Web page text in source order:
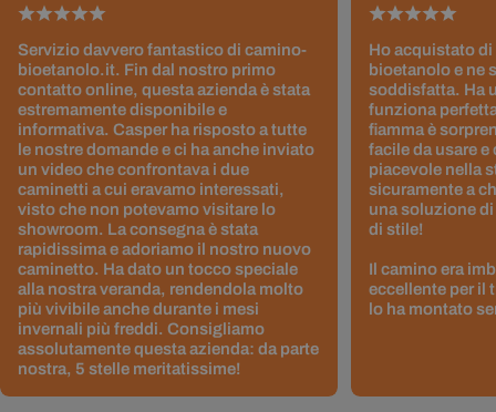
Servizio davvero fantastico di camino-
bioetanolo.it. Fin dal nostro primo
contatto online, questa azienda è stata
estremamente disponibile e
informativa. Casper ha risposto a tutte
le nostre domande e ci ha anche inviato
un video che confrontava i due
caminetti a cui eravamo interessati,
visto che non potevamo visitare lo
showroom. La consegna è stata
rapidissima e adoriamo il nostro nuovo
caminetto. Ha dato un tocco speciale
alla nostra veranda, rendendola molto
più vivibile anche durante i mesi
invernali più freddi. Consigliamo
assolutamente questa azienda: da parte
nostra, 5 stelle meritatissime!
Ho acquistato di
bioetanolo e ne
soddisfatta. Ha
funziona
fiamma è
facile da usare e
piacevole nella
sicuramente a
una soluzione
di stile!
Il camino era
eccellente per il
lo ha montato